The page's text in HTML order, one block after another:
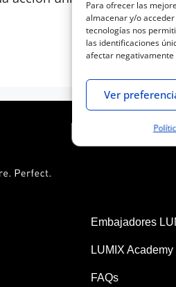
Para ofrecer las
almacenar y/o
tecnologías nos
las identificaciones
afectar
Ver
Embajadores
LUMIX Academy
FAQs